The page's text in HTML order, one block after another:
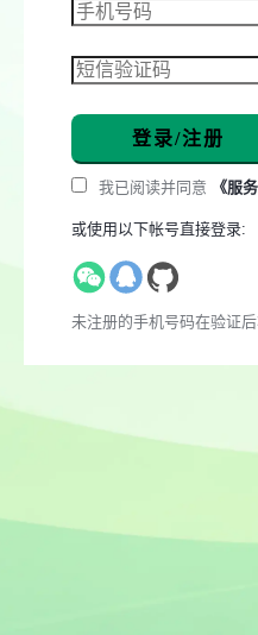
登录/注册
我已阅读并同意 《服
或使用以下帐号直接登录:
未注册的手机号码在验证后